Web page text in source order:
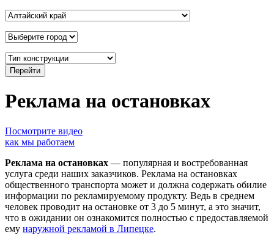
Реклама на остановках
Посмотрите видео
как мы работаем
Реклама на остановках — популярная и востребованная
услуга среди наших заказчиков. Реклама на остановках
общественного транспорта может и должна содержать обилие
информации по рекламируемому продукту. Ведь в среднем
человек проводит на остановке от 3 до 5 минут, а это значит,
что в ожидании он ознакомится полностью с предоставляемой
ему наружной рекламой в Липецке.